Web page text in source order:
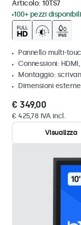
Articolo: 10TS7
100+ pezzi disponibili
Pannello multi-
Connessioni:
Montaggio:
Dimensioni
€ 349,00
€ 425,78 IVA incl.
Visualizza